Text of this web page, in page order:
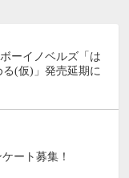
ーイノベルズ「は
(仮)」発売延期に
ート募集！